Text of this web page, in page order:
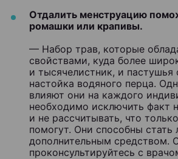
Отдалить менструацию
ромашки или крапивы.
— Набор трав, которые
свойствами, куда более
и тысячелистник, и пастушья
настойка водяного перца.
влияют они на каждого
необходимо исключить факт
и не рассчитывать, что
помогут. Они способны
дополнительным средством.
проконсультируйтесь с